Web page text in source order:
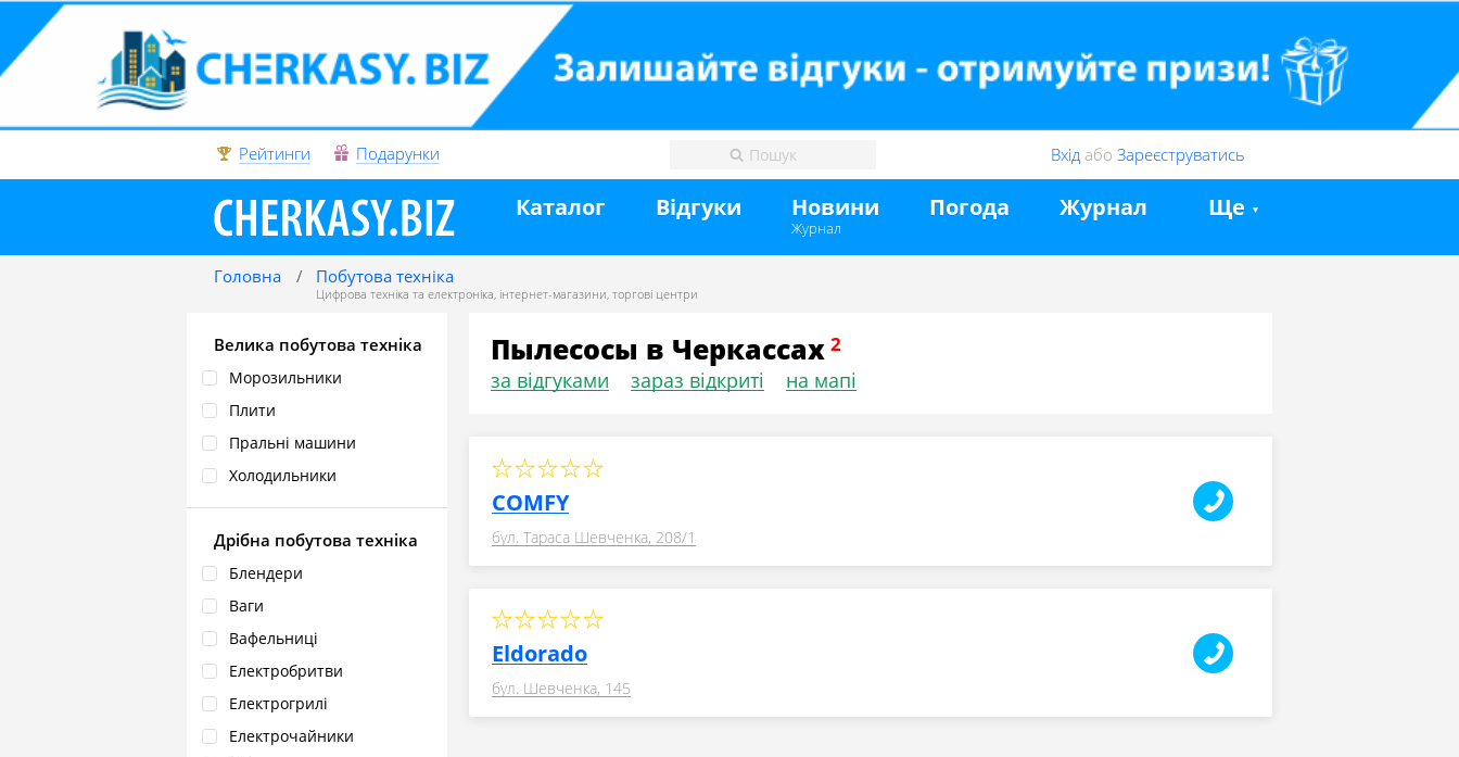
Рейтинги Подарунки Вхід або Зареєструватись
Каталог Відгуки Новини
Журнал
Погода Журнал Ще
Головна Побутова техніка
Цифрова техніка та електроніка, інтернет-магазини, торгові центри
Велика побутова техніка
Морозильники
Плити
Пральні машини
Холодильники
Дрібна побутова техніка
Блендери
Ваги
Вафельниці
Електробритви
Електрогрилі
Електрочайники
Пылесосы в Черкассах
за відгуками зараз відкриті на мапі
COMFY
бул. Тараса Шевченка, 208/1
Eldorado
бул. Шевченка, 145